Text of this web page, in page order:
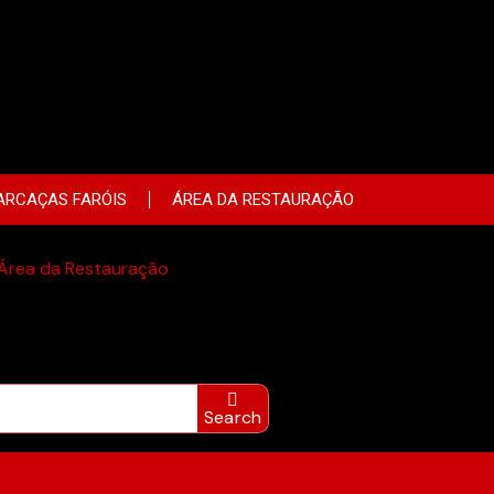
FARÓIS ÁREA DA RESTAURAÇÃO
da Restauração
Search